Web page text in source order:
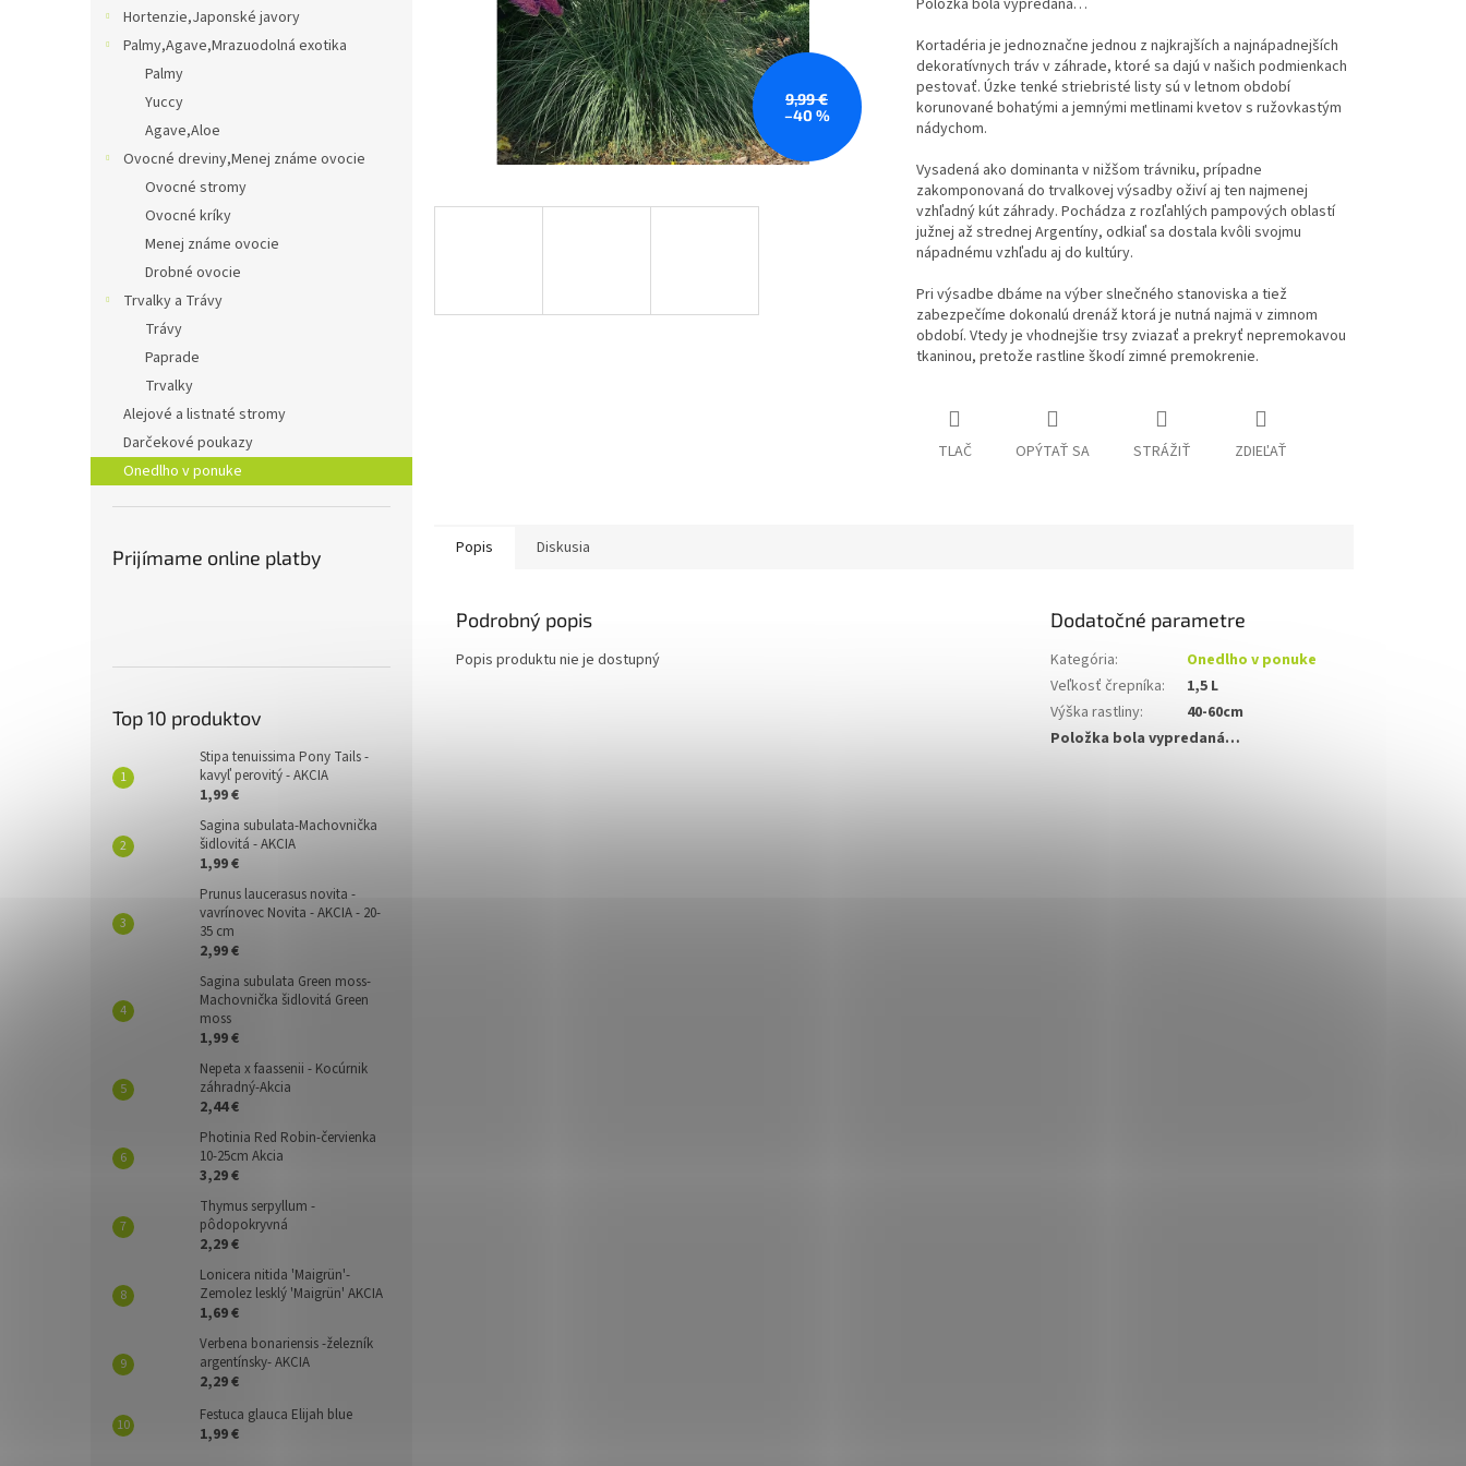
Hortenzie,Japonské javory
Palmy,Agave,Mrazuodolná exotika
Palmy
Yuccy
Agave,Aloe
Ovocné dreviny,Menej známe ovocie
Ovocné stromy
Ovocné kríky
Menej známe ovocie
Drobné ovocie
Trvalky a Trávy
Trávy
Paprade
Trvalky
Alejové a listnaté stromy
Darčekové poukazy
Onedlho v ponuke
Prijímame online platby
Top 10 produktov
Stipa tenuissima Pony Tails -
kavyľ perovitý - AKCIA
1,99 €
Sagina subulata-Machovnička
šidlovitá - AKCIA
1,99 €
Prunus laucerasus novita -
vavrínovec Novita - AKCIA - 20-
35 cm
2,99 €
Sagina subulata Green moss-
Machovnička šidlovitá Green
moss
1,99 €
Nepeta x faassenii - Kocúrnik
záhradný-Akcia
2,44 €
Photinia Red Robin-červienka
10-25cm Akcia
3,29 €
Thymus serpyllum -
pôdopokryvná
2,29 €
Lonicera nitida 'Maigrün'-
Zemolez lesklý 'Maigrün' AKCIA
1,69 €
Verbena bonariensis -železník
argentínsky- AKCIA
2,29 €
Festuca glauca Elijah blue
1,99 €
9,99 €
–40 %
Položka bola vypredaná…
Kortadéria je jednoznačne jednou z najkrajších a najnápadnejších
dekoratívnych tráv v záhrade, ktoré sa dajú v našich podmienkach
pestovať. Úzke tenké striebristé listy sú v letnom období
korunované bohatými a jemnými metlinami kvetov s ružovkastým
nádychom.
Vysadená ako dominanta v nižšom trávniku, prípadne
zakomponovaná do trvalkovej výsadby oživí aj ten najmenej
vzhľadný kút záhrady. Pochádza z rozľahlých pampových oblastí
južnej až strednej Argentíny, odkiaľ sa dostala kvôli svojmu
nápadnému vzhľadu aj do kultúry.
Pri výsadbe dbáme na výber slnečného stanoviska a tiež
zabezpečíme dokonalú drenáž ktorá je nutná najmä v zimnom
období. Vtedy je vhodnejšie trsy zviazať a prekryť nepremokavou
tkaninou, pretože rastline škodí zimné premokrenie.
TLAČ OPÝTAŤ SA STRÁŽIŤ ZDIEĽAŤ
Popis Diskusia
Podrobný popis
Popis produktu nie je dostupný
Dodatočné parametre
Kategória:
Onedlho v ponuke
Veľkosť črepníka:
1,5 L
Výška rastliny:
40-60cm
Položka bola vypredaná…